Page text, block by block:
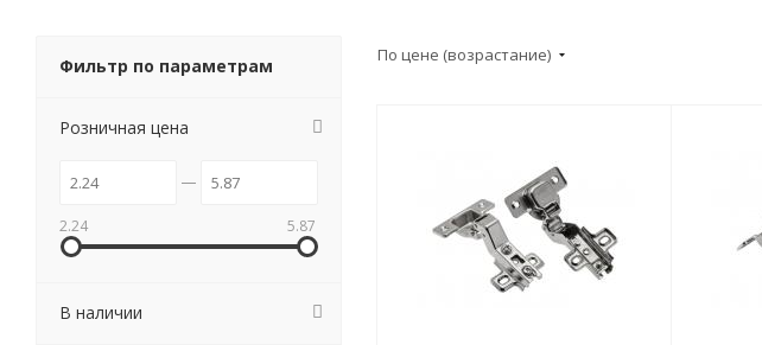
По цене (возрастание)
Фильтр по параметрам
Розничная цена
2.24 5.87
В наличии